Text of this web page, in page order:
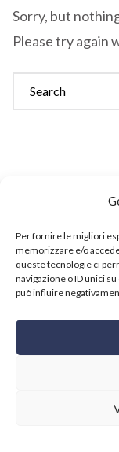
Per fornire le migliori
memorizzare e/o
queste tecnologie ci
navigazione o ID unici
può influire
Sorry, but
Please try again
Copyright © 2021